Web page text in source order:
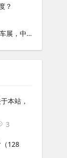
？
球智造新高度
本站，
3
128